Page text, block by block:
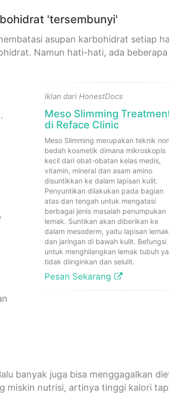
'tersembunyi'
asupan karbohidrat setiap
Namun hati-hati, ada beberapa
Iklan dari HonestDocs
Meso Slimming
di Reface Clinic
Meso Slimming merupakan teknik
bedah kosmetik dimana mikroskopis
kecil dari obat-obatan kelas medis,
vitamin, mineral dan asam amino
disuntikkan ke dalam lapisan kulit.
Penyuntikan dilakukan pada bagian
atas dan tengah untuk mengatasi
berbagai jenis masalah penumpukan
lemak. Suntikan akan diberikan ke
dalam mesoderm, yaitu lapisan lemak
dan jaringan di bawah kulit. Befungsi
untuk menghilangkan lemak tubuh
tidak diinginkan dan selulit.
Pesan Sekarang
banyak juga bisa menggagalkan
miskin nutrisi, artinya tinggi kalori